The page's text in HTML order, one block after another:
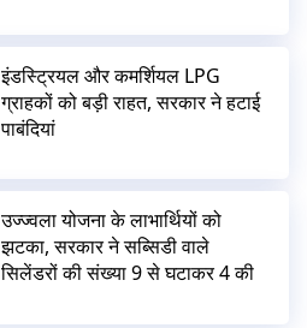
इंडस्ट्रियल और कमर्शियल LPG
ग्राहकों को बड़ी राहत, सरकार ने हटाई
पाबंदियां
उज्ज्वला योजना के लाभार्थियों को
झटका, सरकार ने सब्सिडी वाले
सिलेंडरों की संख्या 9 से घटाकर 4 की